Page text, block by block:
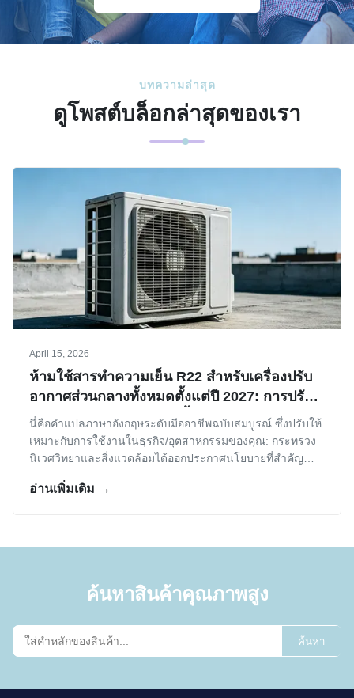
บทความล่าสุด
ดูโพสต์บล็อกล่าสุดของเรา
April 15, 2026
ห้ามใช้สารทำความเย็น R22 สำหรับเครื่องปรับ
อากาศส่วนกลางทั้งหมดตั้งแต่ปี 2027: การปรับ
โครงสร้างอุตสาหกรรมครั้งใหญ่
นี่คือคำแปลภาษาอังกฤษระดับมืออาชีพฉบับสมบูรณ์ ซึ่งปรับให้
เหมาะกับการใช้งานในธุรกิจ/อุตสาหกรรมของคุณ: กระทรวง
นิเวศวิทยาและสิ่งแวดล้อมได้ออกประกาศนโยบายที่สำคัญ
การผลิตเครื่องปรับอากาศส่วนกลางที่ใช้คลอโรไดฟลูออโร
อ่านเพิ่มเติม →
ค้นหาสินค้าคุณภาพสูง
ค้นหา